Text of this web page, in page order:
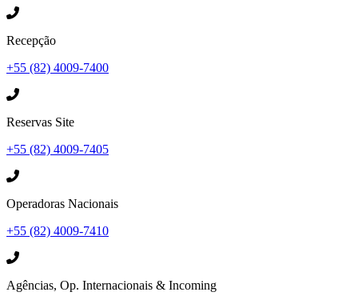
Recepção
+55 (82) 4009-7400
Reservas Site
+55 (82) 4009-7405
Operadoras Nacionais
+55 (82) 4009-7410
Agências, Op. Internacionais & Incoming